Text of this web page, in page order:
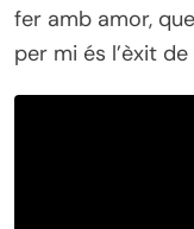
fer amb amor,
per mi és l’èxit